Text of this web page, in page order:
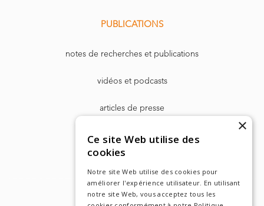
PUBLICATIONS
notes de recherches et publications
vidéos et podcasts
articles de presse
Dr. Harry Markowitz
×
Ce site Web utilise des
cookies
Notre site Web utilise des cookies pour
améliorer l'expérience utilisateur. En utilisant
notre site Web, vous acceptez tous les